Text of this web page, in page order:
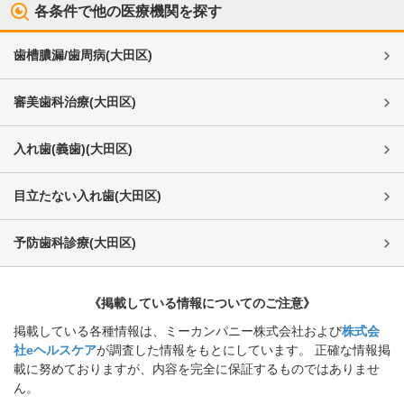
各条件で他の医療機関を探す
歯槽膿漏/歯周病(大田区)
審美歯科治療(大田区)
入れ歯(義歯)(大田区)
目立たない入れ歯(大田区)
予防歯科診療(大田区)
《掲載している情報についてのご注意》
掲載している各種情報は、ミーカンパニー株式会社および株式会
社eヘルスケアが調査した情報をもとにしています。 正確な情報掲
載に努めておりますが、内容を完全に保証するものではありませ
ん。